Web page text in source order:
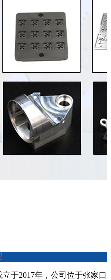
于2017年，公司位于张家口